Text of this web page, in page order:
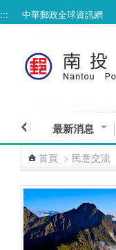
跳到主要內容區塊
::: 中華郵政全球資訊網
最新消息
首頁 > 民意交流